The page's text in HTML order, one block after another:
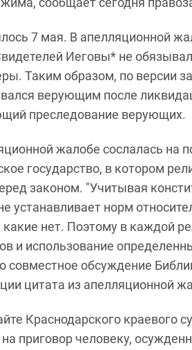
7 мая. В апелляционной
Иеговы* не
Таким образом, по версии
верующим после
преследование верующих.
жалобе сослалась на
государство, в котором
законом. "Учитывая
устанавливает норм
нет. Поэтому в каждой
и использование
совместное обсуждение
цитата из апелляционной
Краснодарского краевого
приговор человеку,